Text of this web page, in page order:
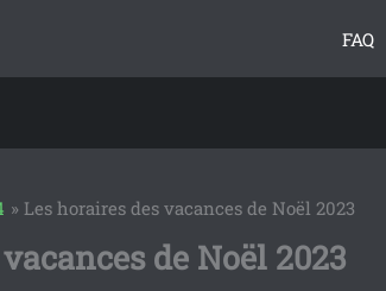
FAQ
Les horaires des vacances de Noël 2023
de Noël 2023